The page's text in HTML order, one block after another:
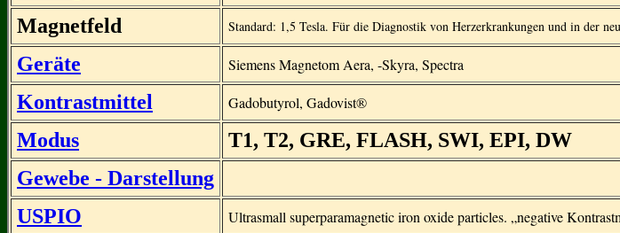
Magnetfeld Standard: 1,5 Tesla. Für die Diagnostik von Herzerkrankungen und in der
Geräte Siemens Magnetom Aera, -Skyra, Spectra
Kontrastmittel Gadobutyrol, Gadovist®
Modus T1, T2, GRE, FLASH, SWI, EPI, DW
Gewebe - Darstellung
USPIO
Ultrasmall superparamagnetic iron oxide particles. „negative